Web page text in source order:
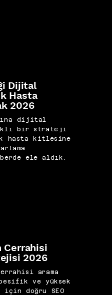
Dijital
Hasta
2026
dijital
bir strateji
hasta kitlesine
ele aldık.
Cerrahisi
2026
arama
ve yüksek
doğru SEO